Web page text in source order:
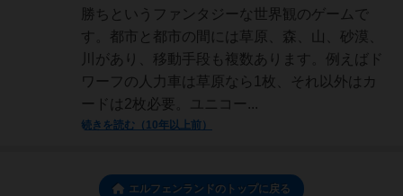
勝ちというファンタジーな世界観のゲームで
す。都市と都市の間には草原、森、山、砂漠、
川があり、移動手段も複数あります。例えばド
ワーフの人力車は草原なら1枚、それ以外はカ
ードは2枚必要。ユニコー...
続きを読む（10年以上前）
エルフェンランドのトップに戻る